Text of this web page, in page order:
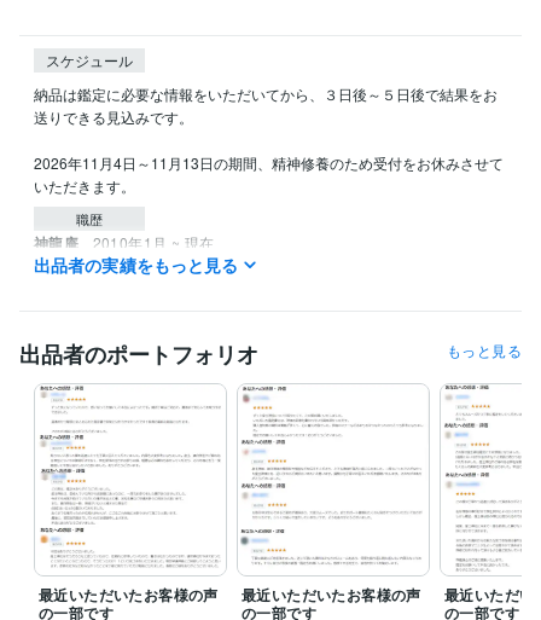
スケジュール
納品は鑑定に必要な情報をいただいてから、３日後～５日後で結果をお
送りできる見込みです。
2026年11月4日～11月13日の期間、精神修養のため受付をお休みさせて
いただきます。
職歴
神龍庵 2010年1月 ~ 現在
産土神社鑑定士 取得年 : 2010年
風水守護獣鑑定師 取得年 : 2018年
得意分野
占い 産土神社鑑定 あなたが開運しやすい神社と参拝順序鑑定
開運 神様リーディング
風水
四柱推命
縁結び 金運
出品者の実績をもっと見る
出品者のポートフォリオ もっと見る
最近いただいたお客様の声
の一部です
最近いただいたお客様の声
の一部です
最近いただい
の一部です